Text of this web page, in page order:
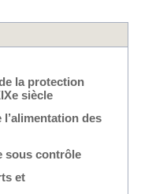
la protection
siècle
des
sous contrôle
et